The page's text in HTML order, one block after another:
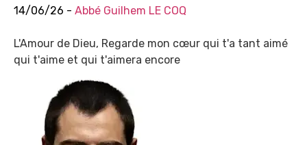
14/06/26 - Abbé Guilhem LE COQ
L'Amour de Dieu, Regarde mon cœur qui t'a tant aimé
qui t'aime et qui t'aimera encore